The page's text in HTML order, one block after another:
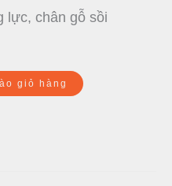
lực, chân gỗ sồi
giỏ hàng